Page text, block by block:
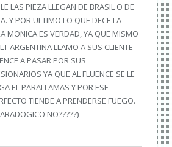
LAS PIEZA LLEGAN DE BRASIL O DE
Y POR ULTIMO LO QUE DECE LA
MONICA ES VERDAD, YA QUE MISMO
ARGENTINA LLAMO A SUS CLIENTE
A PASAR POR SUS
YA QUE AL FLUENCE SE LE
EL PARALLAMAS Y POR ESE
TIENDE A PRENDERSE FUEGO.
NO?????)